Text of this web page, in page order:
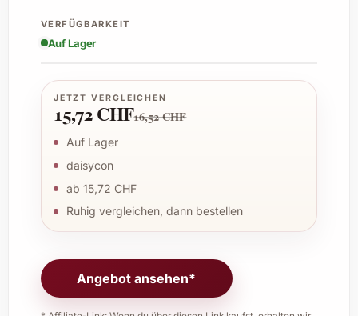
VERFÜGBARKEIT
Auf Lager
JETZT VERGLEICHEN
15,72 CHF16,52 CHF
Auf Lager
daisycon
ab 15,72 CHF
Ruhig vergleichen, dann bestellen
Angebot ansehen*